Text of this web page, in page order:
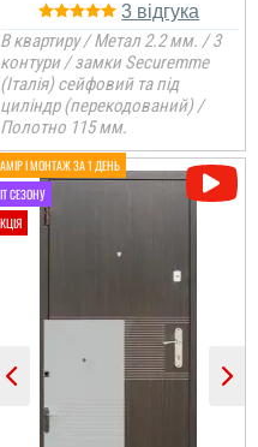
3
В квартиру / Метал 2.2 мм. / 3
контури / замки Securemme
(Італія) сейфовий та під
циліндр (перекодований) /
Полотно 115 мм.